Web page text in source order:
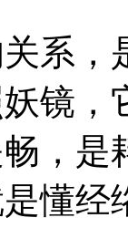
，
镜，
，
懂经